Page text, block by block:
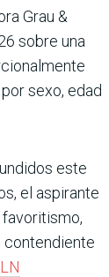
Grau &
sobre una
sexo, edad
este
el aspirante
favoritismo,
contendiente